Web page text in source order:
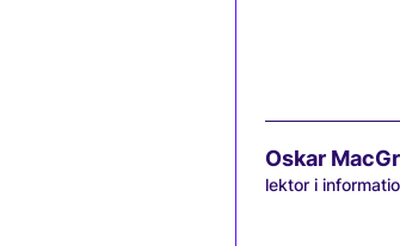
Oskar
lektor i